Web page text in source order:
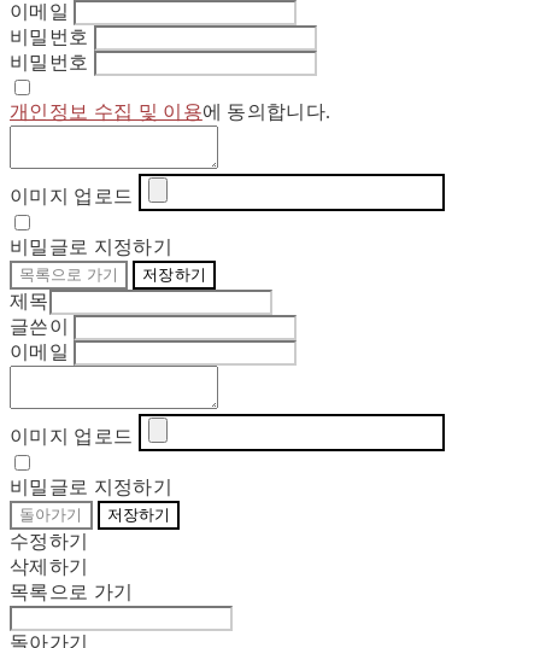
이메일
비밀번호
비밀번호
개인정보 수집 및 이용에 동의합니다.
이미지 업로드
비밀글로 지정하기
목록으로 가기 저장하기
제목
글쓴이
이메일
이미지 업로드
비밀글로 지정하기
돌아가기 저장하기
수정하기
삭제하기
목록으로 가기
돌아가기